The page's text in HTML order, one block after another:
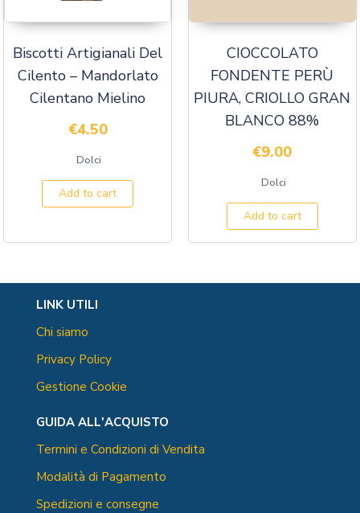
Biscotti Artigianali Del
Cilento – Mandorlato
Cilentano Mielino
€4.50
Dolci
Add to cart
CIOCCOLATO
FONDENTE PERÙ
PIURA, CRIOLLO GRAN
BLANCO 88%
€9.00
Dolci
Add to cart
LINK UTILI
Chi siamo
Privacy Policy
Gestione Cookie
GUIDA ALL'ACQUISTO
Termini e Condizioni di Vendita
Modalità di Pagamento
Spedizioni e consegne